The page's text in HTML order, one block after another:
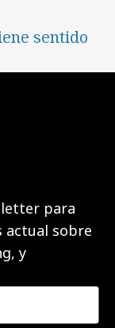
sentido
para
actual sobre
y